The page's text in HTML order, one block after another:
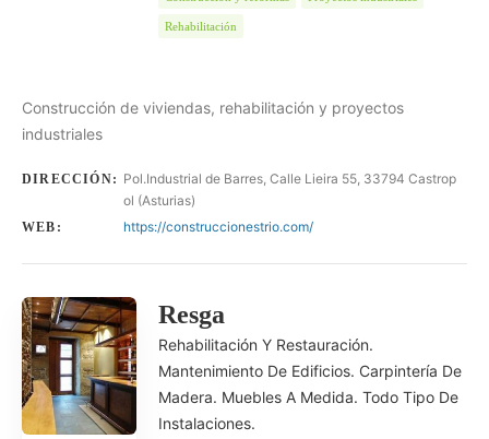
Rehabilitación
Construcción de viviendas, rehabilitación y proyectos
industriales
DIRECCIÓN: Pol.Industrial de Barres, Calle Lieira 55, 33794 Castrop
ol (Asturias)
WEB: https://construccionestrio.com/
Resga
Rehabilitación Y Restauración.
Mantenimiento De Edificios. Carpintería De
Madera. Muebles A Medida. Todo Tipo De
Instalaciones.